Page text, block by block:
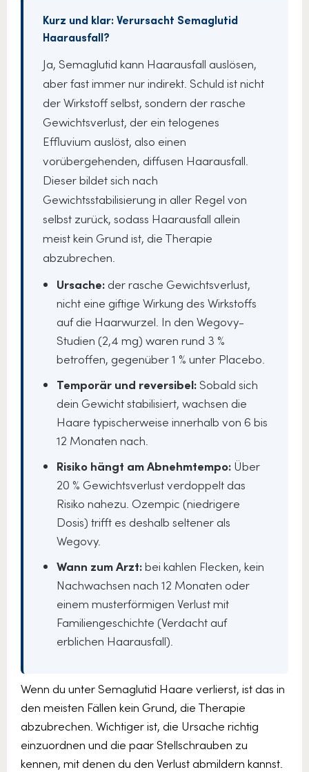
Kurz und klar: Verursacht Semaglutid
Haarausfall?
Ja, Semaglutid kann Haarausfall auslösen,
aber fast immer nur indirekt. Schuld ist nicht
der Wirkstoff selbst, sondern der rasche
Gewichtsverlust, der ein telogenes
Effluvium auslöst, also einen
vorübergehenden, diffusen Haarausfall.
Dieser bildet sich nach
Gewichtsstabilisierung in aller Regel von
selbst zurück, sodass Haarausfall allein
meist kein Grund ist, die Therapie
abzubrechen.
Ursache: der rasche Gewichtsverlust,
nicht eine giftige Wirkung des Wirkstoffs
auf die Haarwurzel. In den Wegovy-
Studien (2,4 mg) waren rund 3 %
betroffen, gegenüber 1 % unter Placebo.
Temporär und reversibel: Sobald sich
dein Gewicht stabilisiert, wachsen die
Haare typischerweise innerhalb von 6 bis
12 Monaten nach.
Risiko hängt am Abnehmtempo: Über
20 % Gewichtsverlust verdoppelt das
Risiko nahezu. Ozempic (niedrigere
Dosis) trifft es deshalb seltener als
Wegovy.
Wann zum Arzt:bei kahlen Flecken, kein
Nachwachsen nach 12 Monaten oder
einem musterförmigen Verlust mit
Familiengeschichte (Verdacht auf
erblichen Haarausfall).
Wenn du unter Semaglutid Haare verlierst, ist das in
den meisten Fällen kein Grund, die Therapie
abzubrechen. Wichtiger ist, die Ursache richtig
einzuordnen und die paar Stellschrauben zu
kennen, mit denen du den Verlust abmildern kannst.